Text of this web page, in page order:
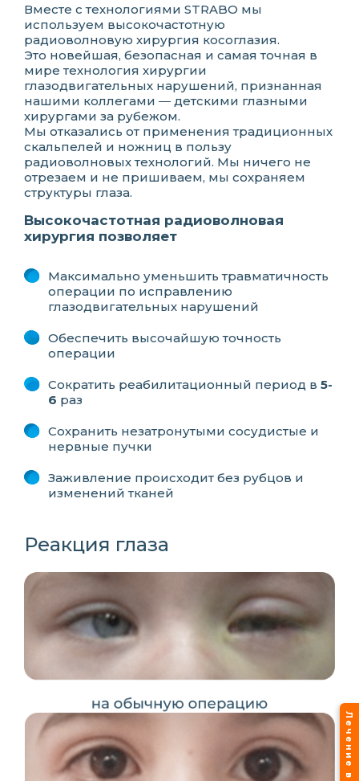
Вместе с технологиями STRABO мы
используем высокочастотную
радиоволновую хирургия косоглазия.
Это новейшая, безопасная и самая точная в
мире технология хирургии
глазодвигательных нарушений, признанная
нашими коллегами ― детскими глазными
хирургами за рубежом.
Мы отказались от применения традиционных
скальпелей и ножниц в пользу
радиоволновых технологий. Мы ничего не
отрезаем и не пришиваем, мы сохраняем
структуры глаза.
Высокочастотная радиоволновая
хирургия позволяет
Максимально уменьшить травматичность
операции по исправлению
глазодвигательных нарушений
Обеспечить высочайшую точность
операции
Сократить реабилитационный период в 5-
6 раз
Сохранить незатронутыми сосудистые и
нервные пучки
Заживление происходит без рубцов и
изменений тканей
Реакция глаза